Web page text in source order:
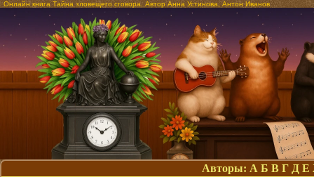
Онлайн книга Тайна зловещего сговора. Автор Анна Устинова, Антон Иванов
Авторы: А Б В Г Д Е